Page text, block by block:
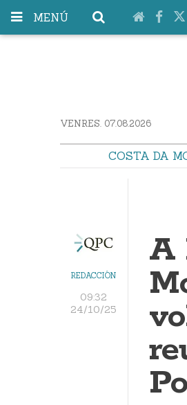
MENÚ
VENRES. 07.08.2026
COSTA DA
REDACCIÓN
09:32
24/10/25
A